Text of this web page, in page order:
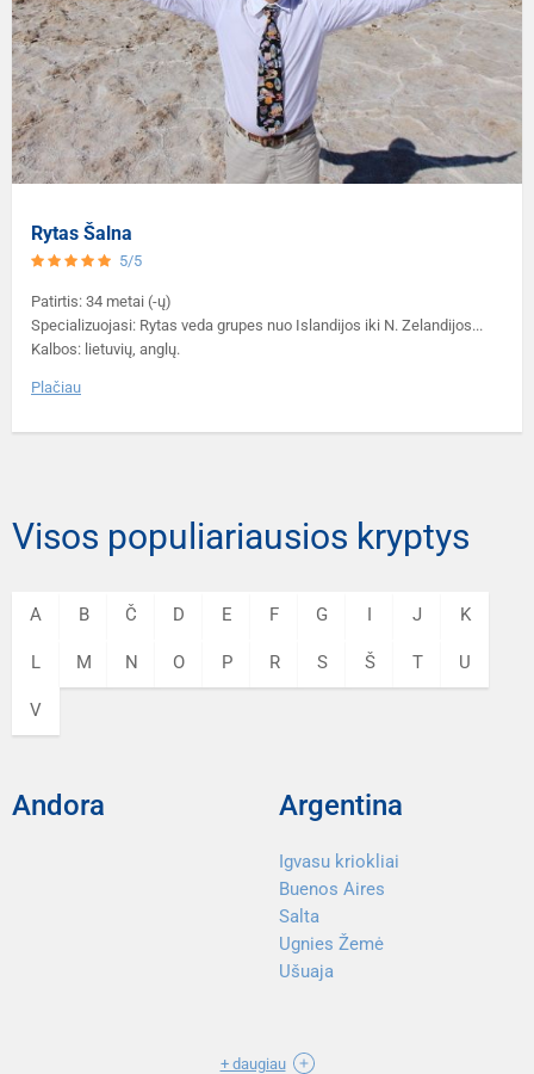
Rytas Šalna
5/5
Patirtis: 34 metai (-ų)
Specializuojasi: Rytas veda grupes nuo Islandijos iki N. Zelandijos...
Kalbos: lietuvių, anglų.
Plačiau
Visos populiariausios kryptys
A B Č D E F G I J K
L M N O P R S Š T U
V
Andora Argentina
Igvasu kriokliai
Buenos Aires
Salta
Ugnies Žemė
Ušuaja
+ daugiau